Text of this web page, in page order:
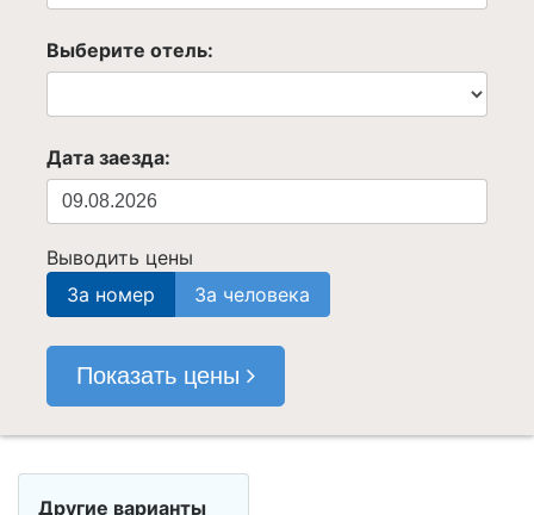
Выберите отель:
Дата заезда:
Выводить цены
За номер
За человека
Показать цены
Другие варианты